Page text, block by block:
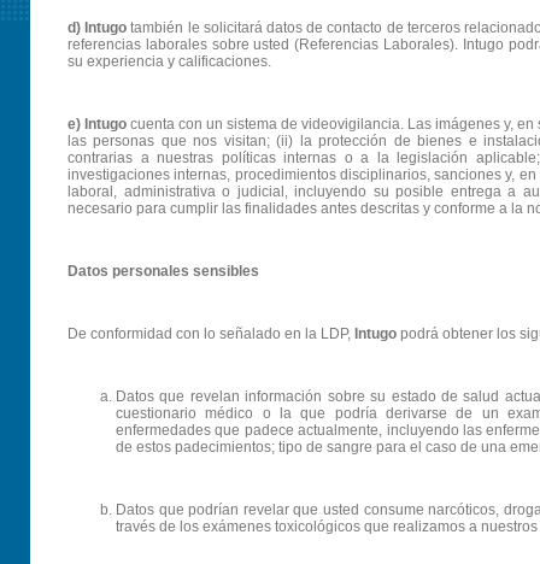
d) Intugo también le solicitará datos de contacto de terceros
referencias laborales sobre usted (Referencias Laborales). Intugo
su experiencia y calificaciones.
e) Intugocuenta con un sistema de videovigilancia. Las imágenes y,
las personas que nos visitan; (ii) la protección de bienes e
contrarias a nuestras políticas internas o a la legislación
investigaciones internas, procedimientos disciplinarios, sanciones y,
laboral, administrativa o judicial, incluyendo su posible entrega a
necesario para cumplir las finalidades antes descritas y conforme a la
Datos personales sensibles
De conformidad con lo señalado en la LDP, Intugo podrá obtener los
Datos que revelan información sobre su estado de salud
cuestionario médico o la que podría derivarse de un
enfermedades que padece actualmente, incluyendo las
de estos padecimientos; tipo de sangre para el caso de una
Datos que podrían revelar que usted consume narcóticos,
través de los exámenes toxicológicos que realizamos a